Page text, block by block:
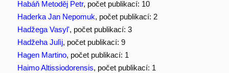
Habáň Metoděj Petr, počet publikací: 10
Haderka Jan Nepomuk, počet publikací: 2
Hadžega Vasyl', počet publikací: 3
Hadžeha Julìj, počet publikací: 9
Hagen Martino, počet publikací: 1
Haimo Altissiodorensis, počet publikací: 1